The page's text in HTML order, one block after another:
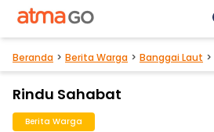
Beranda Berita Warga Banggai Laut
Rindu Sahabat
Berita Warga